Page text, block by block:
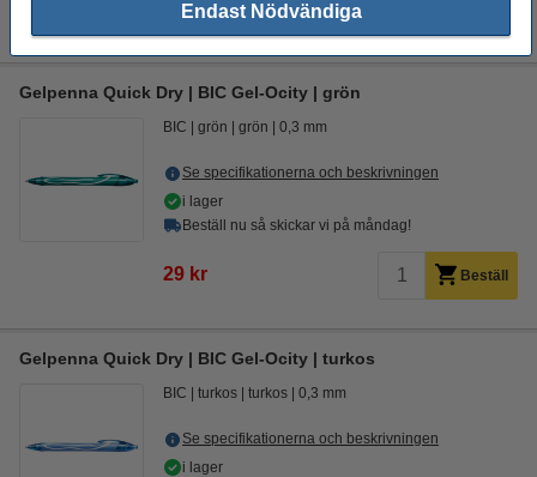
Endast Nödvändiga
Gelpenna Quick Dry | BIC Gel-Ocity | grön
BIC grön grön 0,3 mm
Se specifikationerna och beskrivningen
i lager
Beställ nu så skickar vi på måndag!
29 kr Beställ
Gelpenna Quick Dry | BIC Gel-Ocity | turkos
BIC turkos turkos 0,3 mm
Se specifikationerna och beskrivningen
i lager